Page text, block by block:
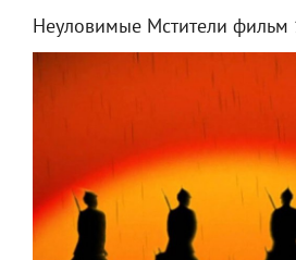
Неуловимые Мстители фильм